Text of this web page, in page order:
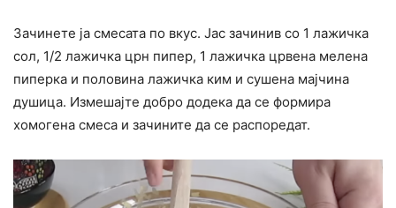
Зачинете ја смесата по вкус. Јас зачинив со 1 лажичка
сол, 1/2 лажичка црн пипер, 1 лажичка црвена мелена
пиперка и половина лажичка ким и сушена мајчина
душица. Измешајте добро додека да се формира
хомогена смеса и зачините да се распоредат.